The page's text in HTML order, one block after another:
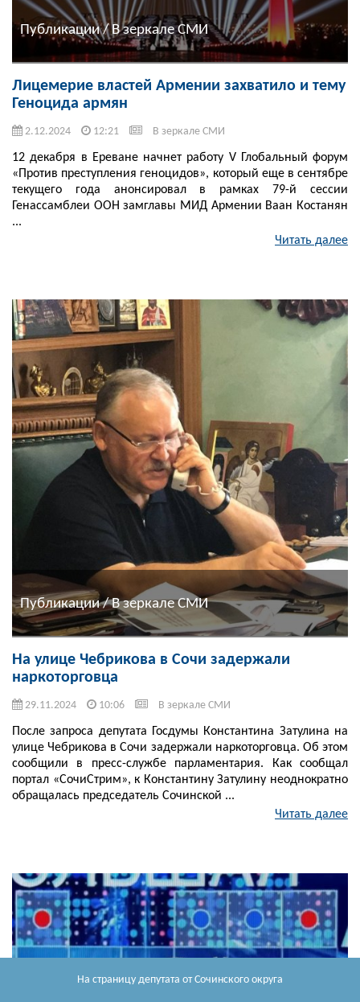
На страницу депутата от Сочинского округа
Публикации / В зеркале СМИ
Лицемерие властей Армении захватило и тему
Геноцида армян
2.12.2024 12:21 В зеркале СМИ
12 декабря в Ереване начнет работу V Глобальный форум
«Против преступления геноцидов», который еще в сентябре
текущего года анонсировал в рамках 79-й сессии
Генассамблеи ООН замглавы МИД Армении Ваан Костанян
...
Читать далее
Публикации / В зеркале СМИ
На улице Чебрикова в Сочи задержали
наркоторговца
29.11.2024 10:06 В зеркале СМИ
После запроса депутата Госдумы Константина Затулина на
улице Чебрикова в Сочи задержали наркоторговца. Об этом
сообщили в пресс-службе парламентария. Как сообщал
портал «СочиСтрим», к Константину Затулину неоднократно
обращалась председатель Сочинской ...
Читать далее